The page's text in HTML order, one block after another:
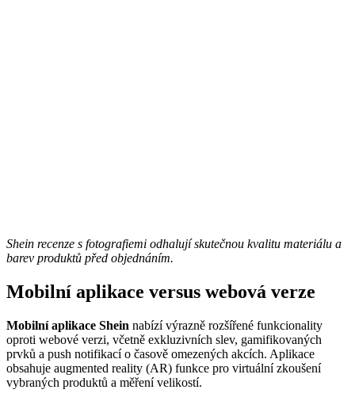
Shein recenze s fotografiemi odhalují skutečnou kvalitu materiálu a
barev produktů před objednáním.
Mobilní aplikace versus webová verze
Mobilní aplikace Shein nabízí výrazně rozšířené funkcionality
oproti webové verzi, včetně exkluzivních slev, gamifikovaných
prvků a push notifikací o časově omezených akcích. Aplikace
obsahuje augmented reality (AR) funkce pro virtuální zkoušení
vybraných produktů a měření velikostí.